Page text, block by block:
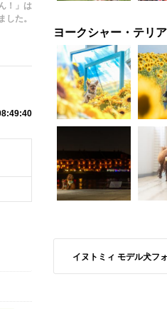
！」は
した。
ヨークシャー・テリ
イヌトミィ モデル犬フ